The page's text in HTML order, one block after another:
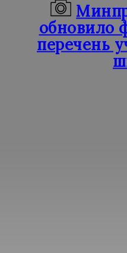
обновило
перечень